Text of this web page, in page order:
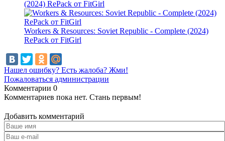
(2024) RePack от FitGirl
Workers & Resources: Soviet Republic - Complete (2024)
RePack от FitGirl
Нашел ошибку? Есть жалоба? Жми!
Пожаловаться администрации
Комментарии 0
Комментариев пока нет. Стань первым!
Добавить комментарий